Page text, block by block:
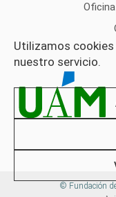
Utilizamos
nuestro servicio.
© Fundación